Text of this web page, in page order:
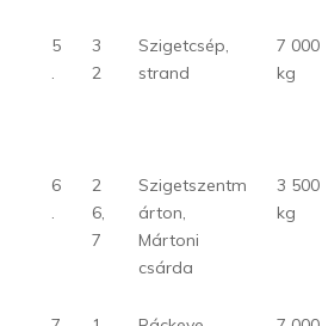
5
.
3
2
Szigetcsép,
strand
7 000
kg
6
.
2
6,
7
Szigetszentm
árton,
Mártoni
csárda
3 500
kg